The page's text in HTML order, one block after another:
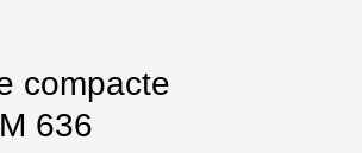
compacte
636